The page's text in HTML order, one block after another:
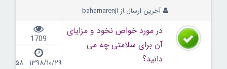
آخرین ارسال از baharnarenji
در مورد خواص نخود و مزایای
آن برای سلامتی چه می
دانید؟
1709
۱۳۹۸/۱۰/۲۹ ۰۹:۵۸